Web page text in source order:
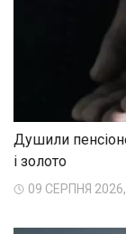
Душили
і золото
09 СЕРПНЯ